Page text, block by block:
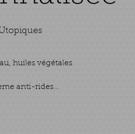
huiles végétales
anti-rides...